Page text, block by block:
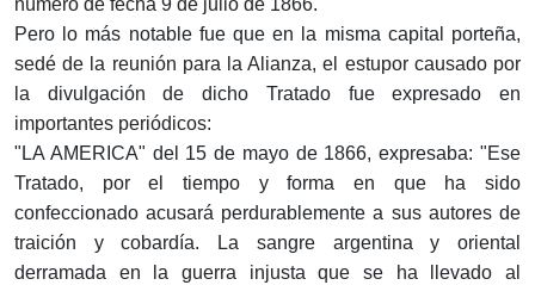
número de fecha 9 de julio de 1866.
Pero lo más notable fue que en la misma capital porteña,
sedé de la reunión para la Alianza, el estupor causado por
la divulgación de dicho Tratado fue expresado en
importantes periódicos:
"LA AMERICA" del 15 de mayo de 1866, expresaba: "Ese
Tratado, por el tiempo y forma en que ha sido
confeccionado acusará perdurablemente a sus autores de
traición y cobardía. La sangre argentina y oriental
derramada en la guerra injusta que se ha llevado al